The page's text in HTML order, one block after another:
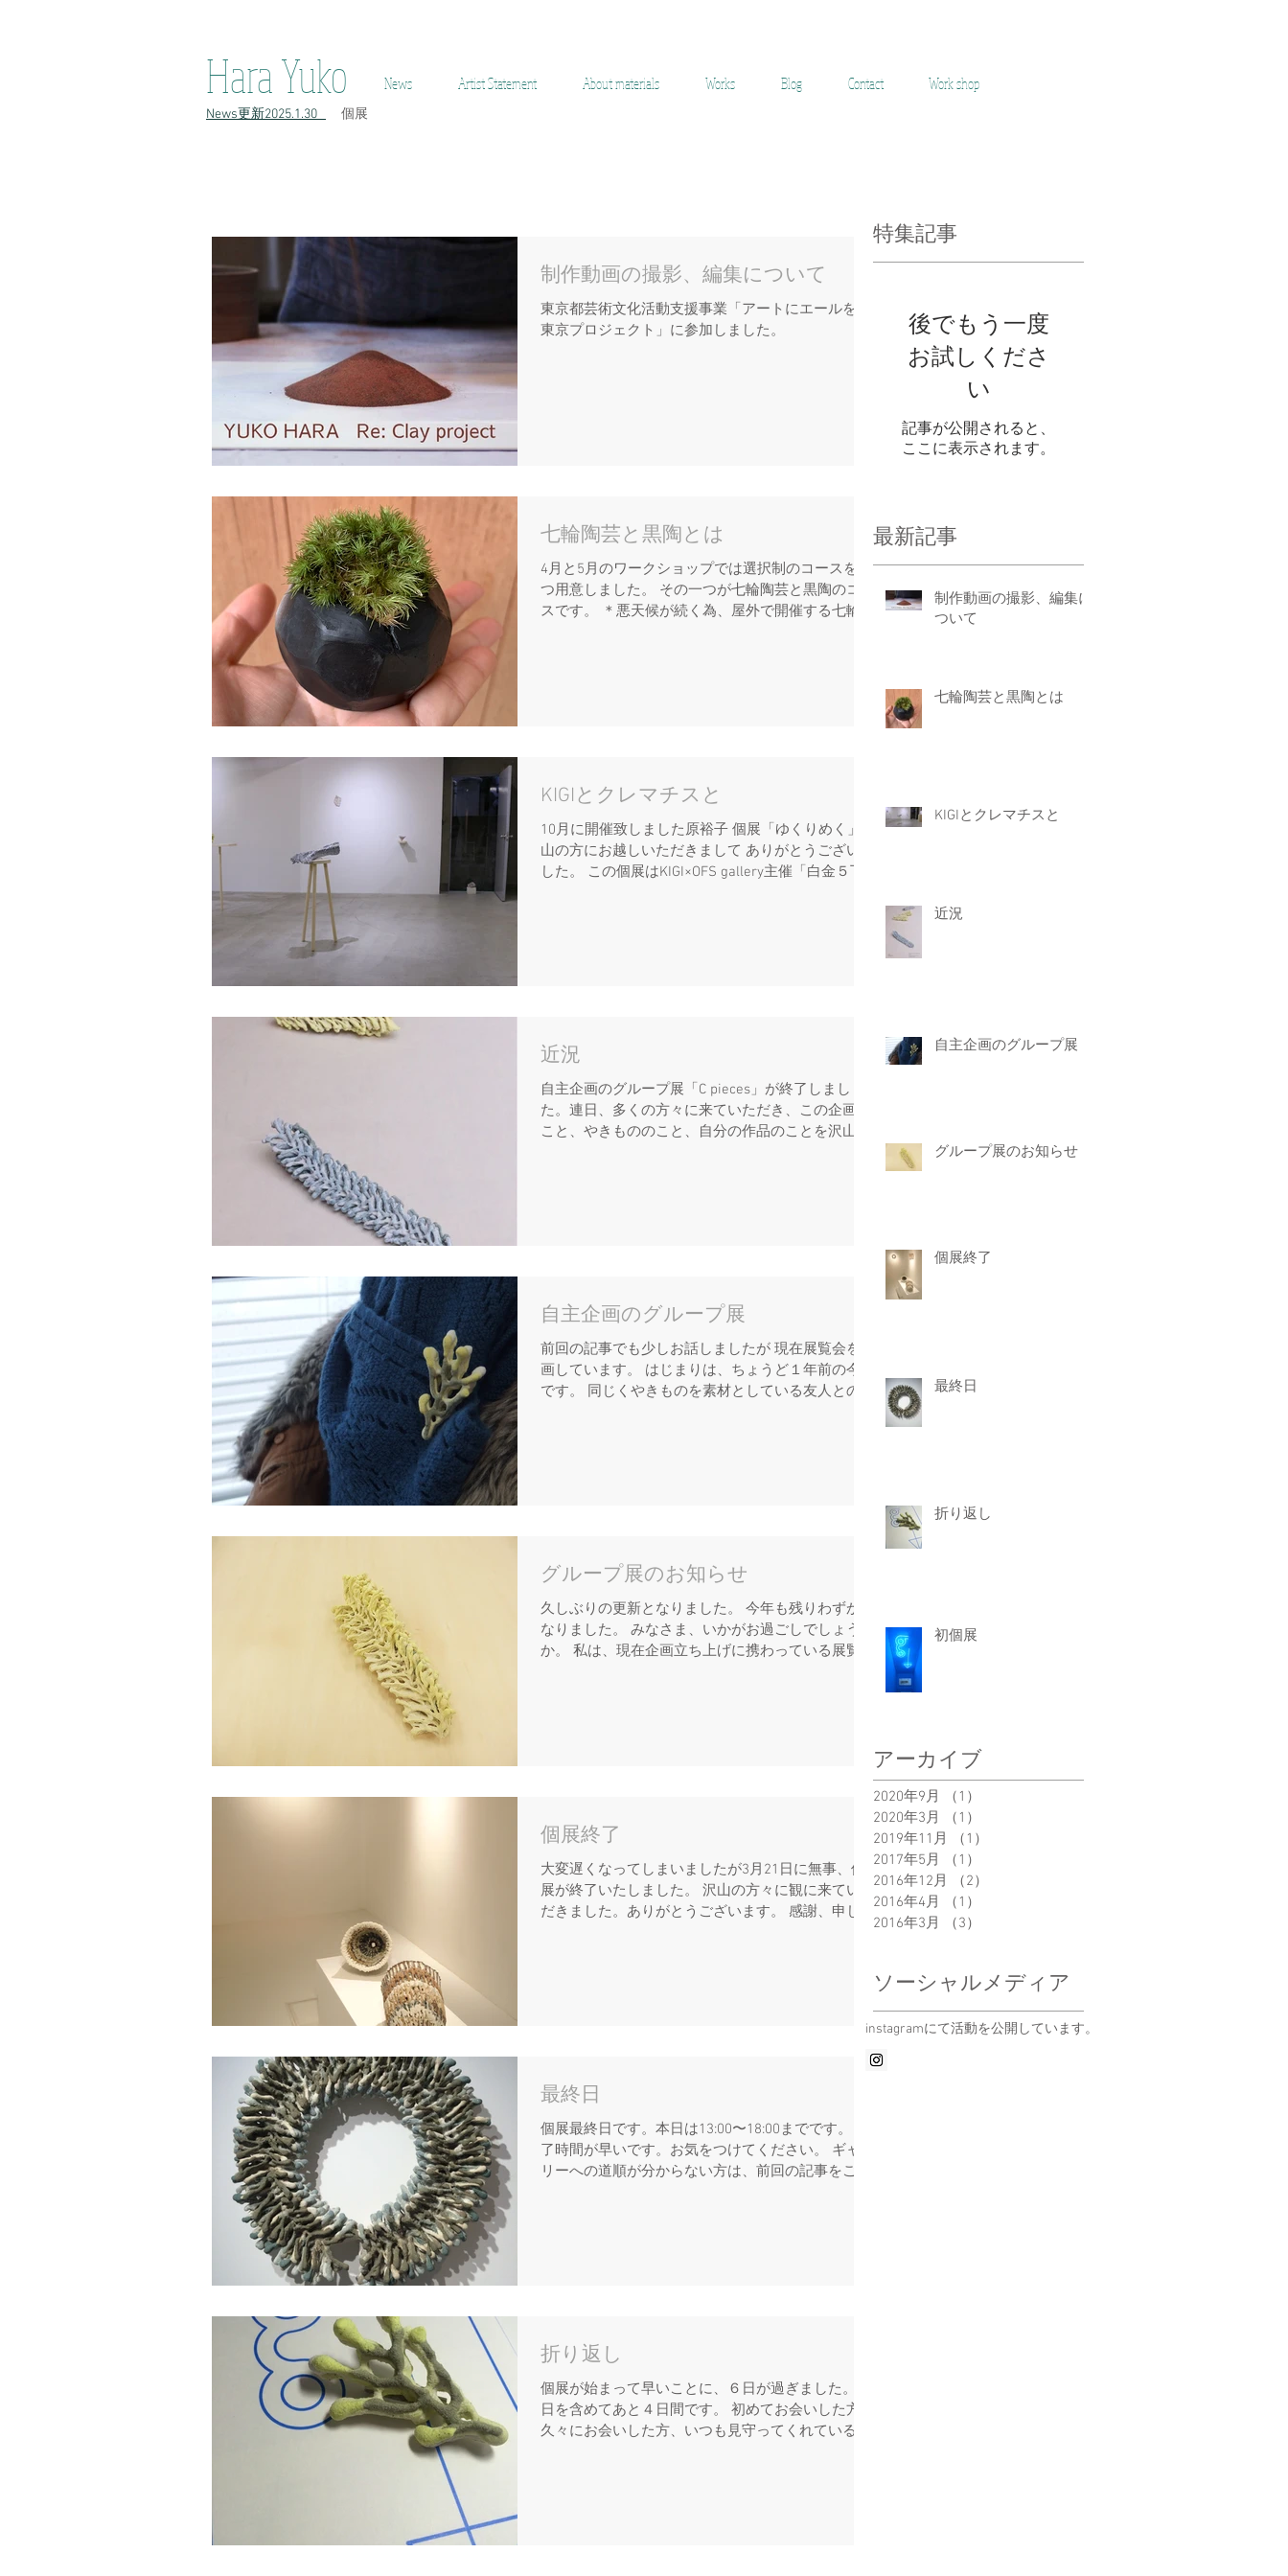
Hara Yuko News Artist Statement About materials Works Blog Contact Work shop
​News更新2025.1.30 ​個展
制作動画の撮影、編集について
東京都芸術文化活動支援事業「アートにエールを！
東京プロジェクト」に参加しました。
七輪陶芸と黒陶とは
4月と5月のワークショップでは選択制のコースを３
つ用意しました。 その一つが七輪陶芸と黒陶のコー
スです。 ＊悪天候が続く為、屋外で開催する七輪陶
KIGIとクレマチスと
10月に開催致しました原裕子 個展「ゆくりめく」沢
山の方にお越しいただきまして ありがとうございま
した。 この個展はKIGI×OFS gallery主催「白金５丁
近況
自主企画のグループ展「C pieces」が終了しまし
た。連日、多くの方々に来ていただき、この企画の
こと、やきもののこと、自分の作品のことを沢山お
自主企画のグループ展
前回の記事でも少しお話しましたが 現在展覧会を企
画しています。 はじまりは、ちょうど１年前の今頃
です。 同じくやきものを素材としている友人との会
グループ展のお知らせ
久しぶりの更新となりました。 今年も残りわずかと
なりました。 みなさま、いかがお過ごしでしょう
か。 私は、現在企画立ち上げに携わっている展覧会
個展終了
大変遅くなってしまいましたが3月21日に無事、個
展が終了いたしました。 沢山の方々に観に来ていた
だきました。ありがとうございます。 感謝、申し上
げます。 やっと自分の考えてきたことを形にし、発
最終日
個展最終日です。本日は13:00〜18:00までです。 終
了時間が早いです。お気をつけてください。 ギャラ
リーへの道順が分からない方は、前回の記事をご確
折り返し
個展が始まって早いことに、６日が過ぎました。 今
日を含めてあと４日間です。 初めてお会いした方、
久々にお会いした方、いつも見守ってくれている
特集記事
後でもう一度
お試しくださ
い
記事が公開されると、
ここに表示されます。
最新記事
制作動画の撮影、編集に
ついて
七輪陶芸と黒陶とは
KIGIとクレマチスと
近況
自主企画のグループ展
グループ展のお知らせ
個展終了
最終日
折り返し
初個展
アーカイブ
2020年9月 （1）
2020年3月
（1）
2019年11月
（1）
2017年5月
（1）
2016年12月
（2）
2016年4月
（1）
2016年3月
（3）
ソーシャルメディア
​instagramにて活動を公開しています。